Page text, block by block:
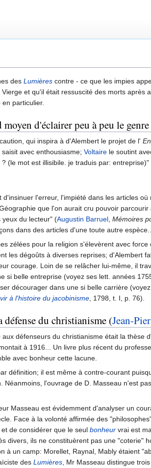
des Lumières contre - ce que les impies
et qu'il était ressuscité des morts
particulier.
d'éclairer peu à peu le
qui inspira à d'Alembert le projet de l'
saisit avec enthousiasme; Voltaire le soutint
(le mot est illisibile. je traduis par: entreprise)"
l'erreur, l'impiété dans les articles
que l'on aurait cru pouvoir
yeux du lecteur" (Augustin Barruel Mémoires
dans des articles d'une toute autre espèce...
zélées pour la religion s'élevèrent avec
les dégoûts à diverses reprises; d'Alembert
courage. Loin de se relâcher lui-même, il
si belle entreprise (voyez ses lett. années
décourager dans une si belle carrière
à l'histoire du jacobinisme , 1798, t. I, p. 76).
du christianisme (Jean-
défenseurs du christianisme était la thèse d'
à 1916... Un livre plus récent du
avec bonheur cette lacune.
définition; il est même à contre-courant
Néanmoins, l'ouvrage de D. Masseau n'est
Masseau est évidemment d'analyser un
Face à la volonté affirmée des
de considérer que le seul bonheur vrai est
divers, ils ne constituèrent pas une
à un camp: Morellet, Raynal, Mably étaient
des Lumières , Mr Masseau distingue